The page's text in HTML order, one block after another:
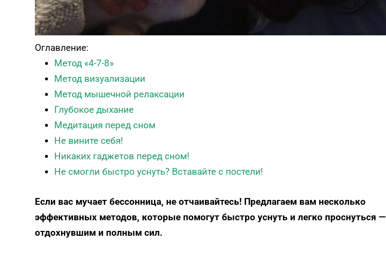
Оглавление:
Метод «4-7-8»
Метод визуализации
Метод мышечной релаксации
Глубокое дыхание
Медитация перед сном
Не вините себя!
Никаких гаджетов перед сном!
Не смогли быстро уснуть? Вставайте с постели!
Если вас мучает бессонница, не отчаивайтесь! Предлагаем вам несколько
эффективных методов, которые помогут быстро уснуть и легко проснуться —
отдохнувшим и полным сил.